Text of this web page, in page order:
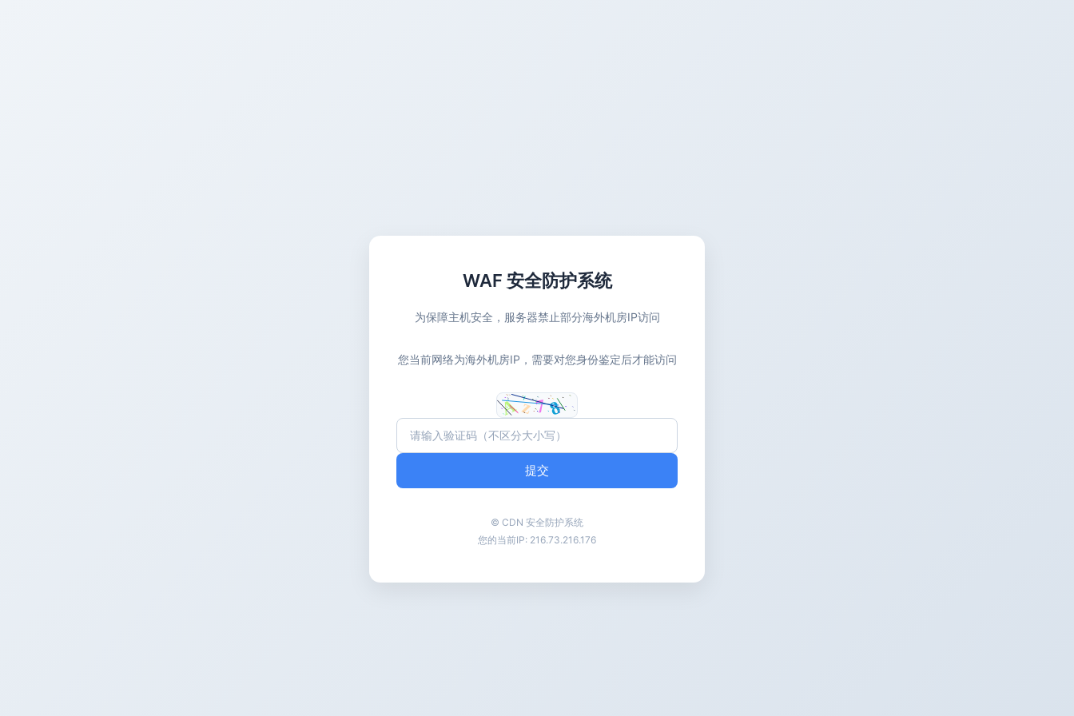
WAF 安全防护系统
为保障主机安全，服务器禁止部分海外机房IP访问
您当前网络为海外机房IP，需要对您身份鉴定后才能访问
提交
© CDN 安全防护系统
您的当前IP: 216.73.216.176